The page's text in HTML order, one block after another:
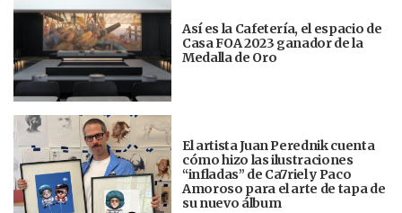
Así es la Cafetería, el espacio de
Casa FOA 2023 ganador de la
Medalla de Oro
El artista Juan Perednik cuenta
cómo hizo las ilustraciones
“infladas” de Ca7riel y Paco
Amoroso para el arte de tapa de
su nuevo álbum